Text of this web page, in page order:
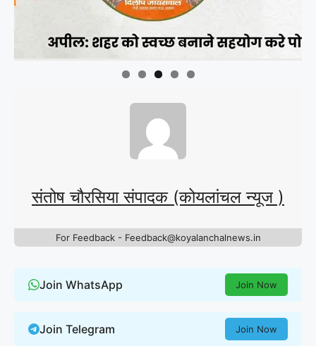
संतोष चौरसिया संपादक (कोयलांचल न्यूज )
For Feedback - Feedback@koyalanchalnews.in
Join WhatsApp Join Now
Join Telegram Join Now